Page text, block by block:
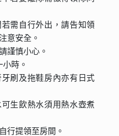
需自行外出，請告知領
意安全。
謹慎小心。
時。
刷及拖鞋房內亦有日式
生飲熱水須用熱水壺煮
行提領至房間。